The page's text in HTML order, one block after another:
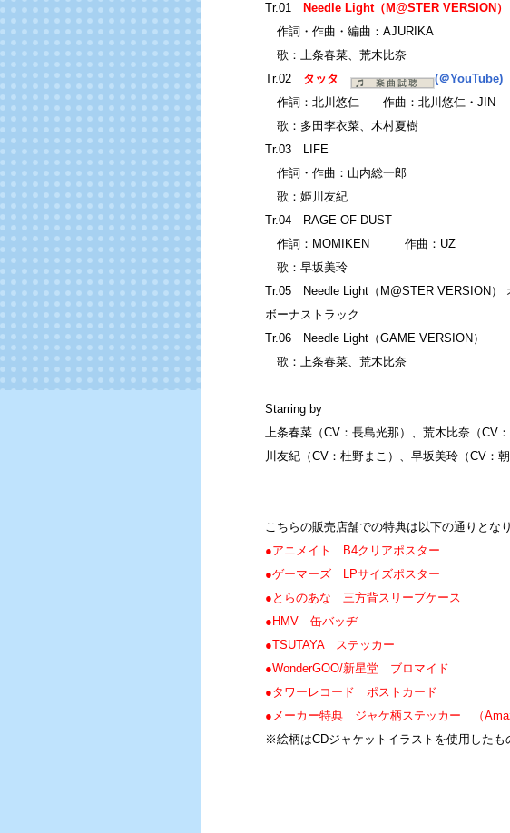
Tr.01
Needle Light（M@STER VERSION）
作詞・作曲・編曲：AJURIKA
歌：上条春菜、荒木比奈
Tr.02 タッタ
(＠YouTube)
作詞：北川悠仁 作曲：北川悠仁・JIN
歌：多田李衣菜、木村夏樹
Tr.03 LIFE
作詞・作曲：山内総一郎
歌：姫川友紀
Tr.04 RAGE OF DUST
作詞：MOMIKEN 作曲：UZ
歌：早坂美玲
Tr.05 Needle Light（M@STER VERSION）
ボーナストラック
Tr.06 Needle Light（GAME VERSION）
歌：上条春菜、荒木比奈
Starring by
上条春菜（CV：長島光那）、荒木比奈（CV
川友紀（CV：杜野まこ）、早坂美玲（CV：朝
こちらの販売店舗での特典は以下の通りとなり
●アニメイト B4クリアポスター
●ゲーマーズ LPサイズポスター
●とらのあな 三方背スリーブケース
●HMV 缶バッヂ
●TSUTAYA ステッカー
●WonderGOO/新星堂 ブロマイド
●タワーレコード ポストカード
●メーカー特典 ジャケ柄ステッカー （
※絵柄はCDジャケットイラストを使用したも